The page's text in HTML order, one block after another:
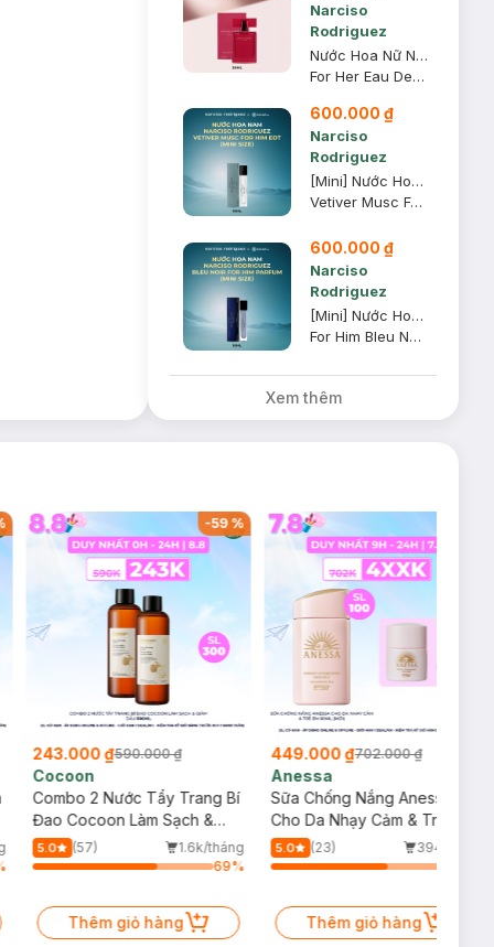
Narciso
Rodriguez
Nước Hoa Nữ Narciso Rodriguez For Her EDP Intense 30ml
For Her Eau De Parfum Intense
600.000 ₫
Narciso
Rodriguez
[Mini] Nước Hoa Nam Narciso Rodriguez Vetiver Musc For Him EDT 10ml
Vetiver Musc For Him Eau De Toilette
600.000 ₫
Narciso
Rodriguez
[Mini] Nước Hoa Nam Narciso Rodriguez Bleu Noir Parfum 10ml
For Him Bleu Noir Parfum
Xem thêm
-59%
243.000 ₫590.000 ₫
Cocoon
Combo 2 Nước Tẩy Trang Bí
Đao Cocoon Làm Sạch &
Giảm Dầu 500ml
5.0 (57)
1.6k/tháng
69%
Thêm giỏ hàng
449.000 ₫702.000 ₫
Anessa
Sữa Chống Nắng Anessa
Cho Da Nhạy Cảm & Trẻ Em
60ml (Mới)
5.0 (23)
394/tháng
Thêm giỏ hàng